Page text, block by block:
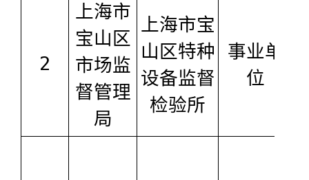
2
上海市
宝山区
市场监
督管理
局
上海市宝
山区特种
设备监督
检验所
事业单
位